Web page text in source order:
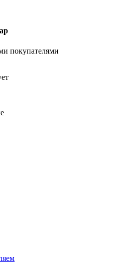
покупателями